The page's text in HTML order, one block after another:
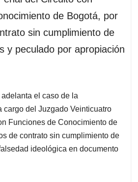
de Bogotá, por
sin cumplimiento de
y peculado por apropiación
el caso de la
cargo del Juzgado Veinticuatro
Funciones de Conocimiento de
de contrato sin cumplimiento de
ideológica en documento